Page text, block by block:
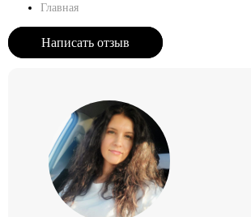
Главная
Написать отзыв